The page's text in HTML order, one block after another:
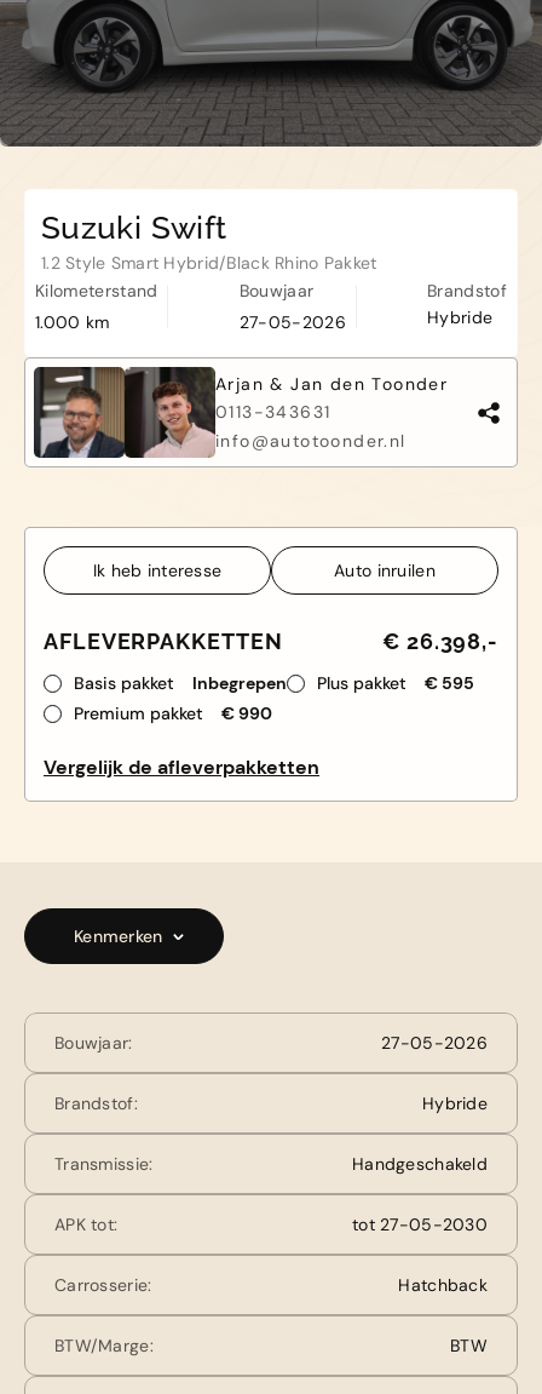
De Roterij 5 4328 BB Burgh-
Haamstede
Suzuki Swift
1.2 Style Smart Hybrid/Black Rhino Pakket
Kilometerstand
1.000 km
Bouwjaar
27-05-2026
Brandstof
Hybride
Arjan & Jan den Toonder
0113-343631
info@autotoonder.nl
Ik heb interesse Auto inruilen
AFLEVERPAKKETTEN € 26.398,-
Basis pakket Inbegrepen Plus pakket
€ 595
Premium pakket
€ 990
Vergelijk de afleverpakketten
Kenmerken
Bouwjaar: 27-05-2026
Brandstof: Hybride
Transmissie: Handgeschakeld
APK tot: tot 27-05-2030
Carrosserie: Hatchback
BTW/Marge: BTW